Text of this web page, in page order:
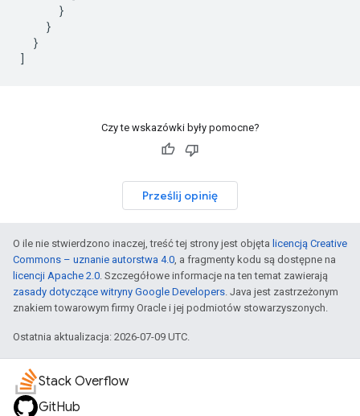
}
}
}
]
Czy te wskazówki były pomocne?
Prześlij opinię
O ile nie stwierdzono inaczej, treść tej strony jest objęta licencją Creative
Commons – uznanie autorstwa 4.0, a fragmenty kodu są dostępne na
licencji Apache 2.0. Szczegółowe informacje na ten temat zawierają
zasady dotyczące witryny Google Developers. Java jest zastrzeżonym
znakiem towarowym firmy Oracle i jej podmiotów stowarzyszonych.
Ostatnia aktualizacja: 2026-07-09 UTC.
Stack Overflow
GitHub